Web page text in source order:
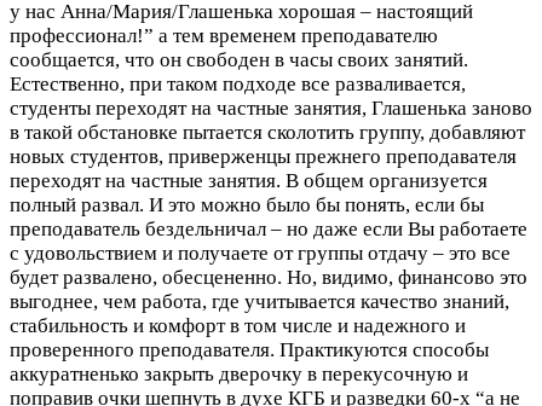
у нас Анна/Мария/Глашенька хорошая – настоящий
профессионал!” а тем временем преподавателю
сообщается, что он свободен в часы своих занятий.
Естественно, при таком подходе все разваливается,
студенты переходят на частные занятия, Глашенька заново
в такой обстановке пытается сколотить группу, добавляют
новых студентов, приверженцы прежнего преподавателя
переходят на частные занятия. В общем организуется
полный развал. И это можно было бы понять, если бы
преподаватель бездельничал – но даже если Вы работаете
с удовольствием и получаете от группы отдачу – это все
будет развалено, обесцененно. Но, видимо, финансово это
выгоднее, чем работа, где учитывается качество знаний,
стабильность и комфорт в том числе и надежного и
проверенного преподавателя. Практикуются способы
аккуратненько закрыть дверочку в перекусочную и
поправив очки шепнуть в духе КГБ и разведки 60-х “а не